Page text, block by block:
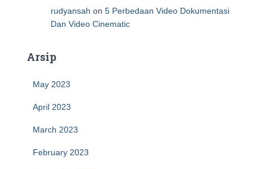
rudyansah on 5 Perbedaan Video Dokumentasi
Dan Video Cinematic
Arsip
May 2023
April 2023
March 2023
February 2023